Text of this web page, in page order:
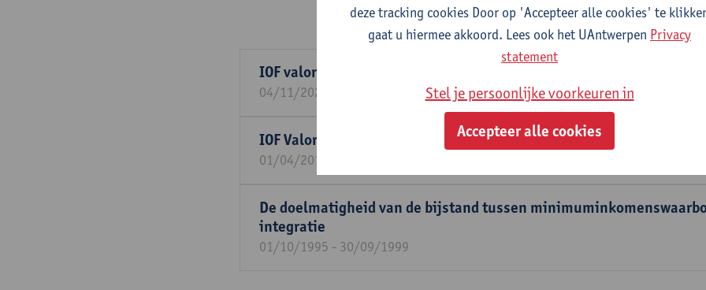
IOF valorisatiemanager voor de hogescholen binnen de AUHA
04/11/2024 - 31/12/2026
IOF Valorisatie Sociale & Humane Wetenschappen.
01/04/2017 - 30/06/2024
De doelmatigheid van de bijstand tussen
integratie
01/10/1995 - 30/09/1999
deze tracking cookies Door op 'Accepteer alle cookies' te
gaat u hiermee akkoord. Lees ook het UAntwerpen Privacy
statement
Stel je persoonlijke voorkeuren in
Accepteer alle cookies